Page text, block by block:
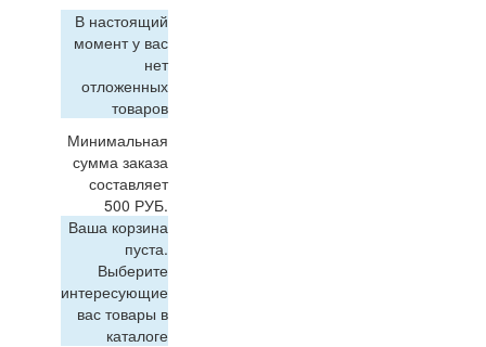
В настоящий
момент у вас
нет
отложенных
товаров
Минимальная
сумма заказа
составляет
500 РУБ.
Ваша корзина
пуста.
Выберите
интересующие
вас товары в
каталоге